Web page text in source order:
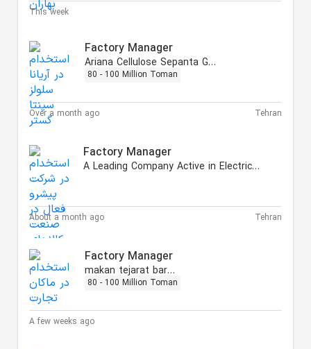
This week
Factory Manager
Ariana Cellulose Sepanta Gostar
80 - 100 Million Toman
Over a month ago Tehran
Factory Manager
A Leading Company Active in Electrical Goods Industry
About a month ago Tehran
Factory Manager
makan tejarat barman
80 - 100 Million Toman
A few weeks ago